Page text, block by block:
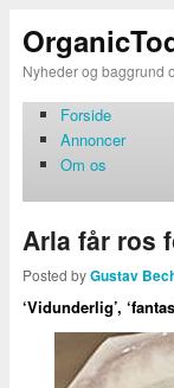
Nyheder og baggrund
Forside
Annoncer
Om os
Arla får ros
Posted byGustav
‘Vidunderlig’,